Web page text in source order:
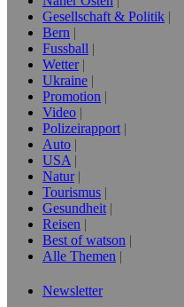
Gesellschaft & Politik
Bern
Fussball
Wetter
Ukraine
Promotion
Video
Polizeirapport
Auto
USA
Natur
Tourismus
Gesundheit
Reisen
Best of watson
Alle Themen
Newsletter